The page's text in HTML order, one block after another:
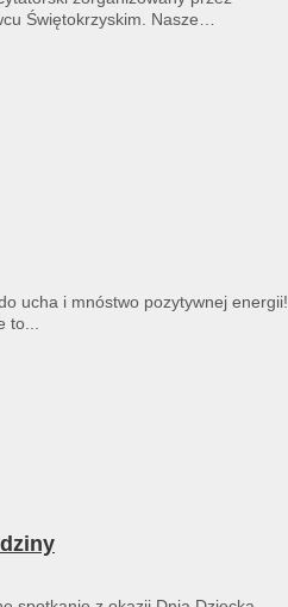
Świętokrzyskim. Nasze
Karpiński...
ucha i mnóstwo pozytywnej energii!
to...